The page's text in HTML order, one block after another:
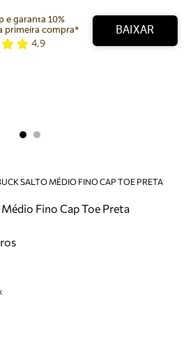
devoluções e mais.
e solicite devoluções.
e garanta 10%
primeira compra*
4,9
BAIXAR
SALTO MÉDIO FINO CAP TOE PRETA
Fino Cap Toe Preta